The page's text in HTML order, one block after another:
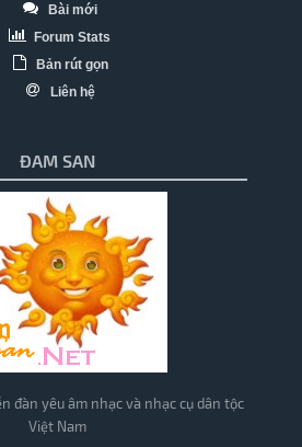
Bài mới
Forum Stats
Bản rút gọn
Liên hệ
ĐAM SAN
đàn yêu âm nhạc và nhạc cụ dân tộc
Việt Nam